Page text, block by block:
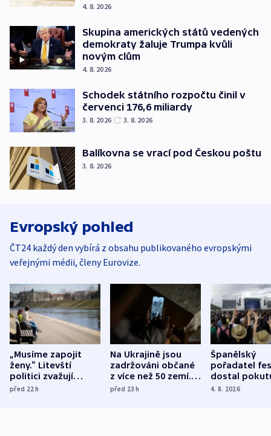
4. 8. 2026
Skupina amerických států vedených
demokraty žaluje Trumpa kvůli
novým clům
4. 8. 2026
Schodek státního rozpočtu činil v
červenci 176,6 miliardy
3. 8. 2026 3. 8. 2026
Balíkovna se vrací pod Českou poštu
3. 8. 2026
Evropský pohled
ČT24 každý den vybírá z obsahu publikovaného evropskými
veřejnými médii, členy Eurovize.
„Musíme zapojit
ženy.“ Litevští
politici zvažují
dohodu o
před 22h
Na Ukrajině jsou
zadržováni občané
z více než 50 zemí.
Bojovali na straně
před 23h
Španělský
pořadatel
dostal
nekalé
4. 8. 2026